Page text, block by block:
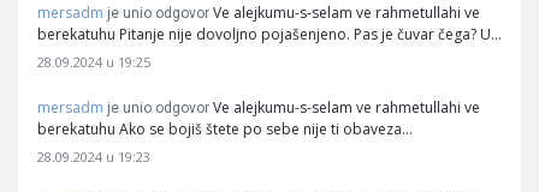
mersadm je unio odgovor Ve alejkumu-s-selam ve rahmetullahi ve
berekatuhu Pitanje nije dovoljno pojašenjeno. Pas je čuvar čega? U…
28.09.2024 u 19:25
mersadm je unio odgovor Ve alejkumu-s-selam ve rahmetullahi ve
berekatuhu Ako se bojiš štete po sebe nije ti obaveza…
28.09.2024 u 19:23